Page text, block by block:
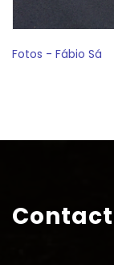
Fotos - Fábio Sá